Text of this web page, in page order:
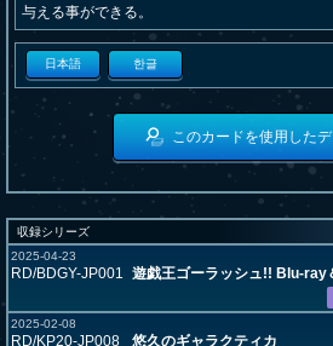
与える事ができる。
日本語 한글
このカードを使用した
収録シリーズ
2025-04-23
RD/BDGY-JP001 遊戯王ゴーラッシュ!! Blu-ray
2025-02-08
RD/KP20-JP008 悠久のギャラクティカ